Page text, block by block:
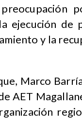
ejecución de
y la
Marco
AET